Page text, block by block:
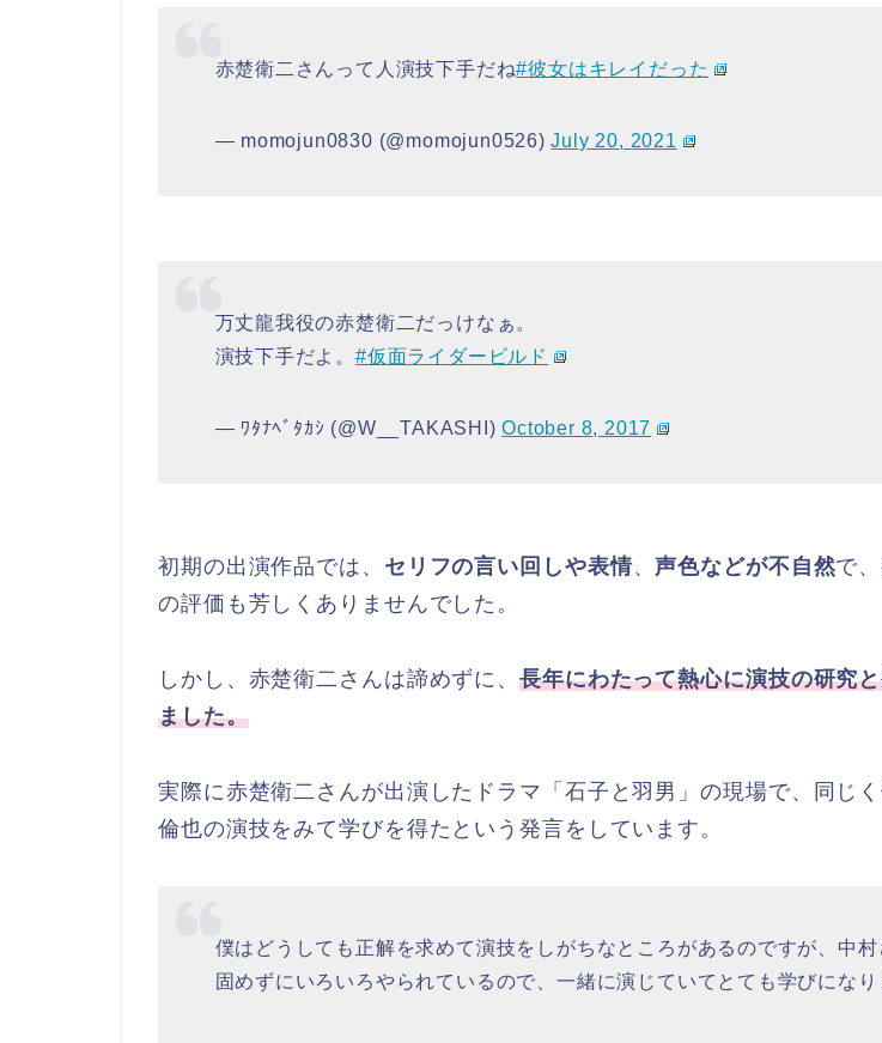
赤楚衛二さんって人演技下手だね#彼女はキレイだった
— momojun0830 (@momojun0526)July 20, 2021
万丈龍我役の赤楚衛二だっけなぁ。
演技下手だよ。#仮面ライダービルド
— ﾜﾀﾅﾍﾞﾀｶｼ (@W__TAKASHI)October 8, 2017
初期の出演作品では、 セリフの言い回しや表情、声色などが不自然で
の評価も芳しくありませんでした。
しかし、赤楚衛二さんは諦めずに、長年にわたって熱心に演技の研究
ました。
実際に赤楚衛二さんが出演したドラマ「石子と羽男」の現場で、同じ
倫也の演技をみて学びを得たという発言をしています。
僕はどうしても正解を求めて演技をしがちなところがあるのですが、中村
固めずにいろいろやられているので、一緒に演じていてとても学びになり